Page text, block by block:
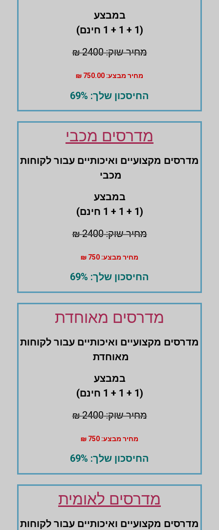
במבצע
(1 + 1 + 1 חינם)
מחיר שוק: 2400 ₪
מחיר מבצע: 750.00 ₪
החיסכון שלך: 69%
מדרסים מכבי
מדרסים ‏מקצועיים ואיכותיים עבור לקוחות
מכבי
במבצע
(1 + 1 + 1 חינם)
מחיר שוק: 2400 ₪
מחיר מבצע: 750 ₪
החיסכון שלך: 69%
מדרסים מאוחדת
מדרסים ‏מקצועיים ואיכותיים עבור לקוחות
מאוחדת
במבצע
(1 + 1 + 1 חינם)
מחיר שוק: 2400 ₪
מחיר מבצע: 750 ₪
החיסכון שלך: 69%
מדרסים לאומית
מדרסים ‏מקצועיים ואיכותיים עבור לקוחות